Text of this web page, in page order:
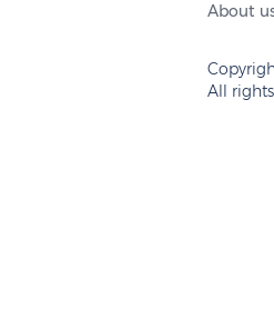
About
All